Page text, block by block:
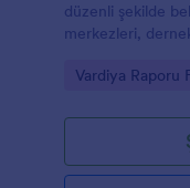
düzenli şekilde
merkezleri,
oluşturur.
Go to Category:
Vardiya Raporu